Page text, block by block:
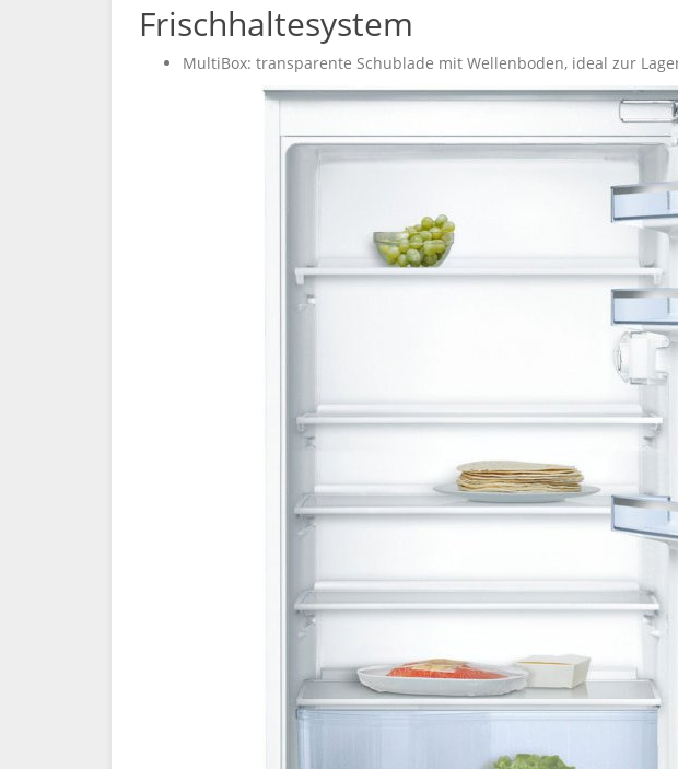
Frischhaltesystem
MultiBox: transparente Schublade mit Wellenboden, ideal zur